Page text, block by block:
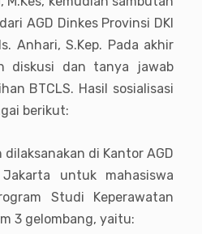
AGD Dinkes Provinsi DKI
Anhari, S.Kep. Pada akhir
diskusi dan tanya jawab
BTCLS. Hasil sosialisasi
berikut:
dilaksanakan di Kantor AGD
untuk mahasiswa
Studi Keperawatan
3 gelombang, yaitu: